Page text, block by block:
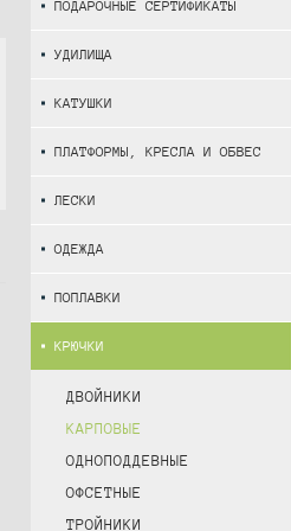
ПОДАРОЧНЫЕ СЕРТИФИКАТЫ
УДИЛИЩА
КАТУШКИ
ПЛАТФОРМЫ, КРЕСЛА И ОБВЕС
ЛЕСКИ
ОДЕЖДА
ПОПЛАВКИ
КРЮЧКИ
ДВОЙНИКИ
КАРПОВЫЕ
ОДНОПОДДЕВНЫЕ
ОФСЕТНЫЕ
ТРОЙНИКИ